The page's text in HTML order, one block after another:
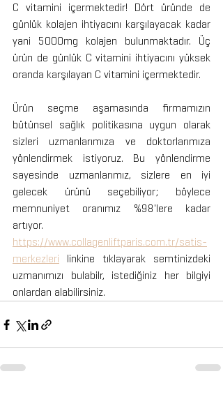
C vitamini içermektedir! Dört üründe de
günlük kolajen ihtiyacını karşılayacak kadar
yani 5000mg kolajen bulunmaktadır. Üç
ürün de günlük C vitamini ihtiyacını yüksek
oranda karşılayan C vitamini içermektedir.
Ürün seçme aşamasında firmamızın
bütünsel sağlık politikasına uygun olarak
sizleri uzmanlarımıza ve doktorlarımıza
yönlendirmek istiyoruz. Bu yönlendirme
sayesinde uzmanlarımız, sizlere en iyi
gelecek ürünü seçebiliyor; böylece
memnuniyet oranımız %98'lere kadar
https://www.collagenliftparis.com.tr/satis-
merkezleri linkine tıklayarak semtinizdeki
uzmanımızı bulabilr, istediğiniz her bilgiyi
onlardan alabilirsiniz.